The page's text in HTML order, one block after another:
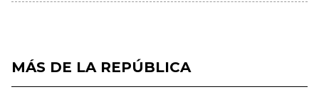
MÁS DE LA REPÚBLICA